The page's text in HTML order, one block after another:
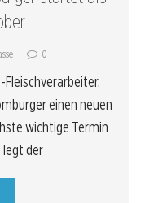
0
einen neuen
wichtige Termin
legt der